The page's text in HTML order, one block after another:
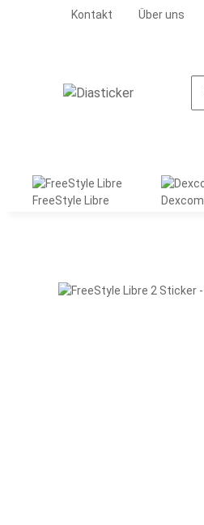
Kontakt Über uns
FreeStyle Libre Dexcom